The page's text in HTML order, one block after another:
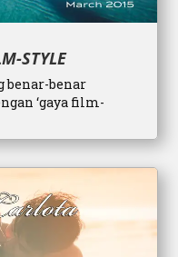
STYLE
benar-benar
‘gaya film-